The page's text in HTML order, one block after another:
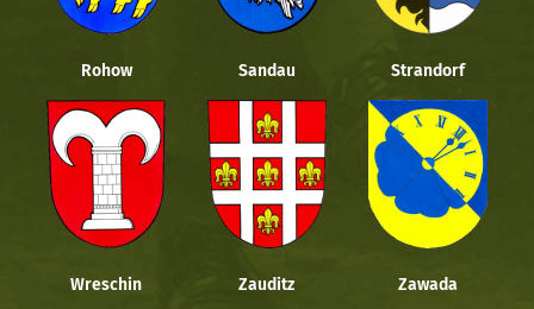
Rohow Sandau Strandorf
Wreschin Zauditz Zawada